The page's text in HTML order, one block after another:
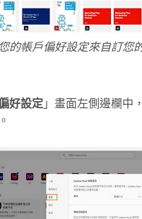
的帳戶偏好設定來自訂您
好設定 」畫面左側邊欄中